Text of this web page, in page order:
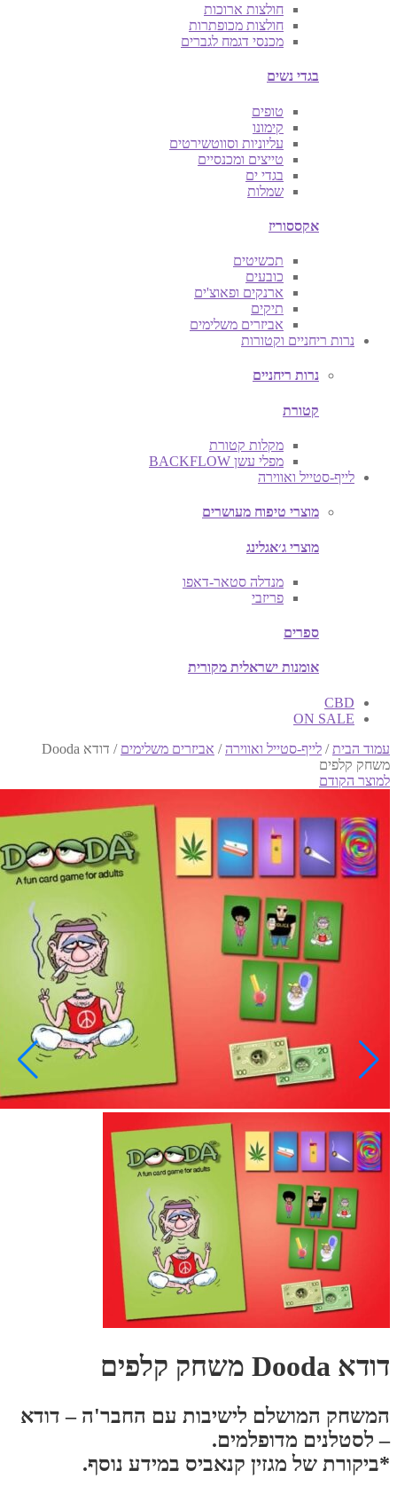
חולצות ארוכות
חולצות מכופתרות
מכנסי דגמח לגברים
בגדי נשים
טופים
קימונו
עליוניות וסווטשירטים
טייצים ומכנסיים
בגדי ים
שמלות
אקססוריז
תכשיטים
כובעים
ארנקים ופאוצ'ים
תיקים
אביזרים משלימים
נרות ריחניים וקטורות
נרות ריחניים
קטורת
מקלות קטורת
מפלי עשן BACKFLOW
לייף-סטייל ואווירה
מוצרי טיפוח מעושרים
מוצרי ג׳אגלינג
מנדלה סטאר-דאפו
פריזבי
ספרים
אומנות ישראלית מקורית
CBD
ON SALE
עמוד הבית / לייף-סטייל ואווירה / אביזרים משלימים /
דודא Dooda
משחק קלפים
למוצר הקודם
דודא Dooda משחק קלפים
המשחק המושלם לישיבות עם החבר'ה – דודא
– לסטלנים מדופלמים.
*ביקורת של מגזין קנאביס במידע נוסף.